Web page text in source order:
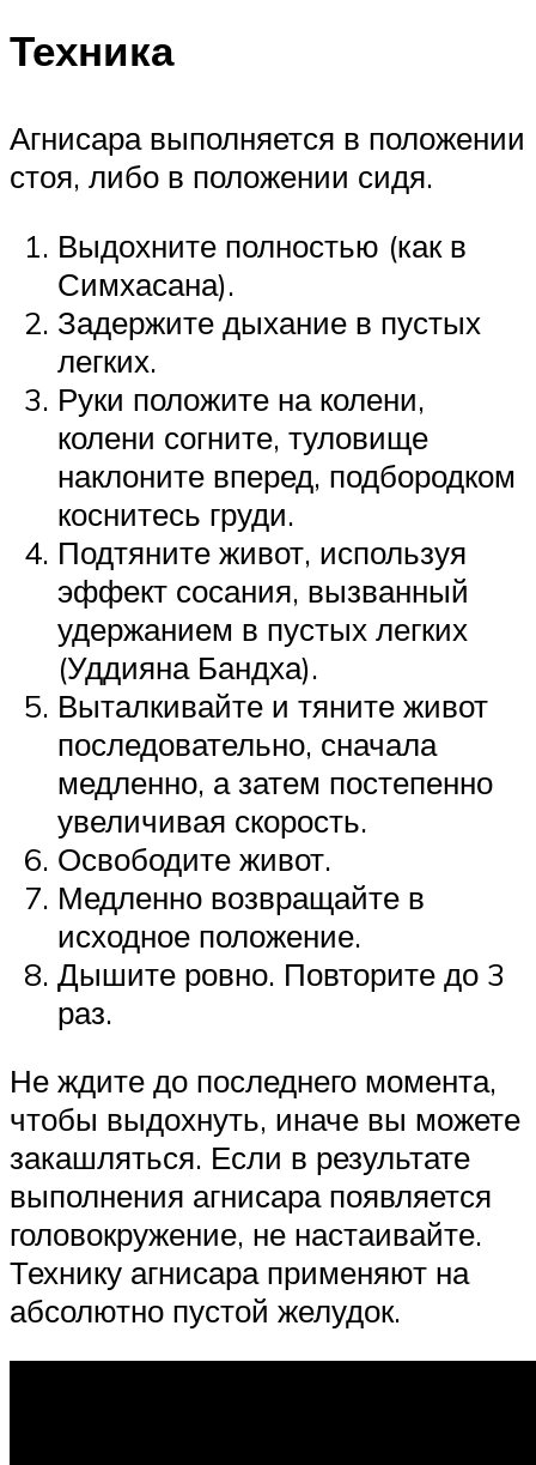
Техника
Агнисара выполняется в положении
стоя, либо в положении сидя.
Выдохните полностью (как в
Симхасана).
Задержите дыхание в пустых
легких.
Руки положите на колени,
колени согните, туловище
наклоните вперед, подбородком
коснитесь груди.
Подтяните живот, используя
эффект сосания, вызванный
удержанием в пустых легких
(Уддияна Бандха).
Выталкивайте и тяните живот
последовательно, сначала
медленно, а затем постепенно
увеличивая скорость.
Освободите живот.
Медленно возвращайте в
исходное положение.
Дышите ровно. Повторите до 3
раз.
Не ждите до последнего момента,
чтобы выдохнуть, иначе вы можете
закашляться. Если в результате
выполнения агнисара появляется
головокружение, не настаивайте.
Технику агнисара применяют на
абсолютно пустой желудок.